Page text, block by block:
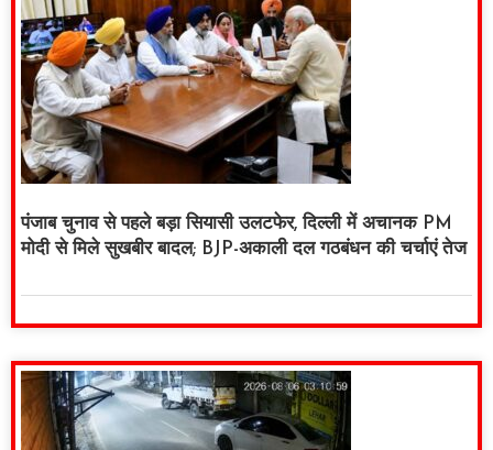
पंजाब चुनाव से पहले बड़ा सियासी उलटफेर, दिल्ली में अचानक PM
मोदी से मिले सुखबीर बादल; BJP-अकाली दल गठबंधन की चर्चाएं तेज